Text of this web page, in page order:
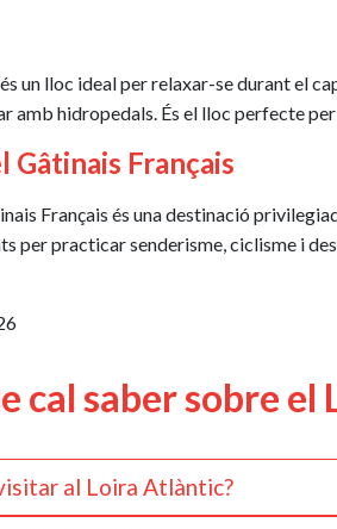
un lloc ideal per relaxar-se durant el
amb hidropedals. És el lloc perfecte
Gâtinais Français
Français és una destinació
practicar senderisme, ciclisme i
cal saber sobre
al Loira Atlàntic?